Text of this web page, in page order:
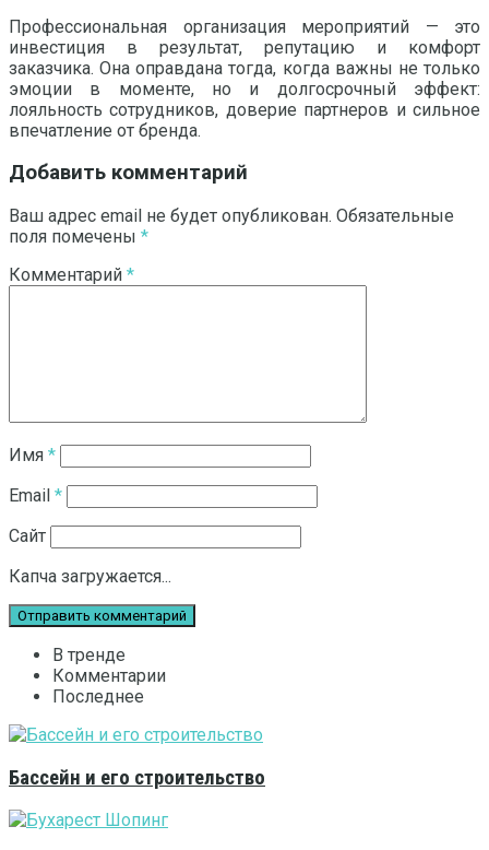
Профессиональная организация мероприятий — это
инвестиция в результат, репутацию и комфорт
заказчика. Она оправдана тогда, когда важны не только
эмоции в моменте, но и долгосрочный эффект:
лояльность сотрудников, доверие партнеров и сильное
впечатление от бренда.
Добавить комментарий
Ваш адрес email не будет опубликован. Обязательные
поля помечены *
Комментарий *
Имя *
Email *
Сайт
Капча загружается...
В тренде
Комментарии
Последнее
Бассейн и его строительство